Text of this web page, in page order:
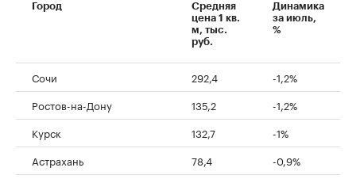
Город
Средняя
цена 1 кв.
м, тыс.
руб.
Динамика
за июль,
%
Сочи 292,4
-1,2%
Ростов-на-Дону
135,2
-1,2%
Курск
132,7
-1%
Астрахань
78,4
-0,9%